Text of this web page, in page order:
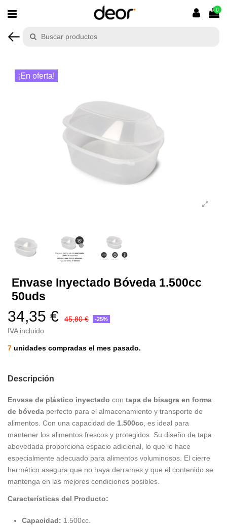
0
¡En oferta!
Envase Inyectado Bóveda 1.500cc
50uds
34,35 € 45,80 € -25%
IVA incluido
7 unidades compradas el mes pasado.
Descripción
Envase de plástico inyectado con tapa de bisagra en forma
de bóveda perfecto para el almacenamiento y transporte de
alimentos. Con una capacidad de 1.500cc , es ideal para
mantener los alimentos frescos y protegidos. Su diseño de tapa
abovedada proporciona espacio adicional, lo que lo hace
especialmente adecuado para alimentos voluminosos. El cierre
hermético asegura que no haya derrames y que el contenido se
mantenga en las mejores condiciones posibles.
Características del Producto:
Capacidad: 1.500cc.